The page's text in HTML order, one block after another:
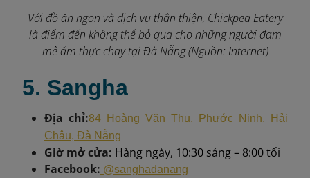
Với đồ ăn ngon và dịch vụ thân thiện, Chickpea Eatery
là điểm đến không thể bỏ qua cho những người đam
mê ẩm thực chay tại Đà Nẵng (Nguồn: Internet)
5. Sangha
Địa chỉ:84 Hoàng Văn Thụ, Phước Ninh, Hải
Châu, Đà Nẵng
Giờ mở cửa: Hàng ngày, 10:30 sáng – 8:00 tối
Facebook: @sanghadanang